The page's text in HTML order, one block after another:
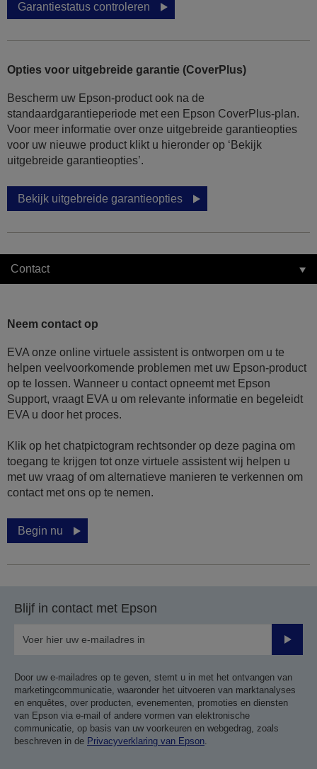
Garantiestatus controleren
Opties voor uitgebreide garantie (CoverPlus)
Bescherm uw Epson-product ook na de
standaardgarantieperiode met een Epson CoverPlus-plan.
Voor meer informatie over onze uitgebreide garantieopties
voor uw nieuwe product klikt u hieronder op ‘Bekijk
uitgebreide garantieopties’.
Bekijk uitgebreide garantieopties
Contact
Neem contact op
EVA onze online virtuele assistent is ontworpen om u te
helpen veelvoorkomende problemen met uw Epson-product
op te lossen. Wanneer u contact opneemt met Epson
Support, vraagt EVA u om relevante informatie en begeleidt
EVA u door het proces.
Klik op het chatpictogram rechtsonder op deze pagina om
toegang te krijgen tot onze virtuele assistent wij helpen u
met uw vraag of om alternatieve manieren te verkennen om
contact met ons op te nemen.
Begin nu
Blijf in contact met Epson
Door uw e-mailadres op te geven, stemt u in met het ontvangen van
marketingcommunicatie, waaronder het uitvoeren van marktanalyses
en enquêtes, over producten, evenementen, promoties en diensten
van Epson via e-mail of andere vormen van elektronische
communicatie, op basis van uw voorkeuren en webgedrag, zoals
beschreven in de Privacyverklaring van Epson.